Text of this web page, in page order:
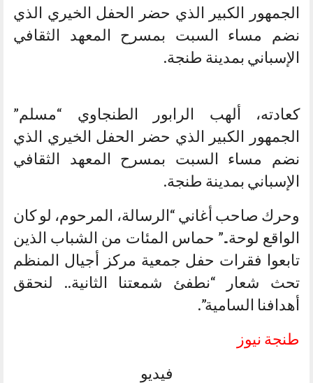
الجمهور الكبير الذي حضر الحفل الخيري الذي
نضم مساء السبت بمسرح المعهد الثقافي
الإسباني بمدينة طنجة.
كعادته، ألهب الرابور الطنجاوي “مسلم”
الجمهور الكبير الذي حضر الحفل الخيري الذي
نضم مساء السبت بمسرح المعهد الثقافي
الإسباني بمدينة طنجة.
وحرك صاحب أغاني “الرسالة، المرحوم، لو كان
الواقع لوحة..” حماس المئات من الشباب الذين
تابعوا فقرات حفل جمعية مركز أجيال المنظم
تحث شعار “نطفئ شمعتنا الثانية.. لنحقق
أهدافنا السامية”.
طنجة نيوز
فيديو